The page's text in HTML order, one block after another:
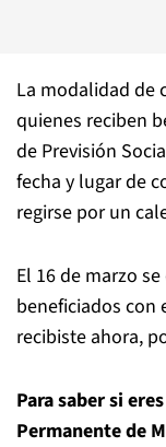
La modalidad de
quienes reciben
de Previsión
fecha y lugar de
regirse por un
El 16 de marzo
beneficiados con
recibiste ahora,
Para saber si
Permanente de